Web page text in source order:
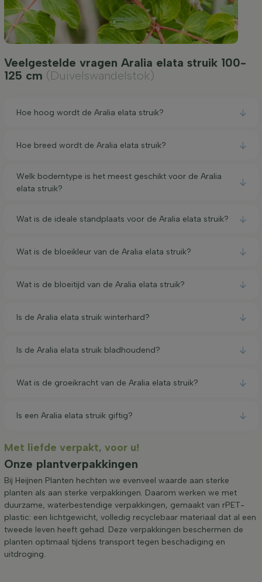
Veelgestelde vragen Aralia elata struik 100-
125 cm (Duivelswandelstok)
Hoe hoog wordt de Aralia elata struik?
Hoe breed wordt de Aralia elata struik?
Welk bodemtype is het meest geschikt voor de Aralia
elata struik?
Wat is de ideale standplaats voor de Aralia elata struik?
Wat is de bloeikleur van de Aralia elata struik?
Wat is de bloeitijd van de Aralia elata struik?
Is de Aralia elata struik winterhard?
Is de Aralia elata struik bladhoudend?
Wat is de groeikracht van de Aralia elata struik?
Is een Aralia elata struik giftig?
Met liefde verpakt, voor u!
Onze plantverpakkingen
Bij Heijnen Planten hechten we evenveel waarde aan sterke
planten als aan sterke verpakkingen. Daarom werken we met
duurzame, waterbestendige verpakkingen, gemaakt van rPET-
plastic: een lichtgewicht, volledig recyclebaar materiaal dat al een
tweede leven heeft gehad. Deze verpakkingen beschermen de
planten optimaal tijdens transport tegen beschadiging en
uitdroging.